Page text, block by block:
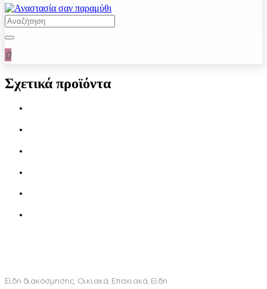
0
Σχετικά προϊόντα
Είδη διακόσμησης, Οικιακά, Εποχιακά, Είδη